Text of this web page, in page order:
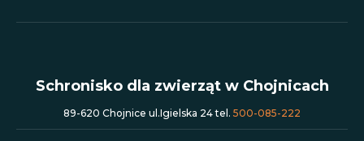
Schronisko dla zwierząt w Chojnicach
89-620 Chojnice ul.Igielska 24 tel. 500-085-222